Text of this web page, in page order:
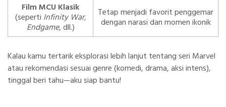
Film MCU Klasik
(seperti Infinity War,
Endgame, dll.)
Tetap menjadi favorit penggemar
dengan narasi dan momen ikonik
Kalau kamu tertarik eksplorasi lebih lanjut tentang seri Marvel
atau rekomendasi sesuai genre (komedi, drama, aksi intens),
tinggal beri tahu—aku siap bantu!